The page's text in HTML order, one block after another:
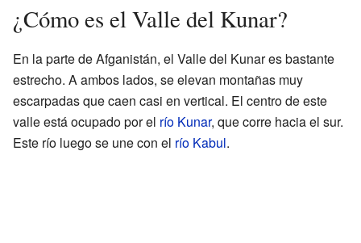
¿Cómo es el Valle del Kunar?
En la parte de Afganistán, el Valle del Kunar es bastante
estrecho. A ambos lados, se elevan montañas muy
escarpadas que caen casi en vertical. El centro de este
valle está ocupado por el río Kunar, que corre hacia el sur.
Este río luego se une con el río Kabul.